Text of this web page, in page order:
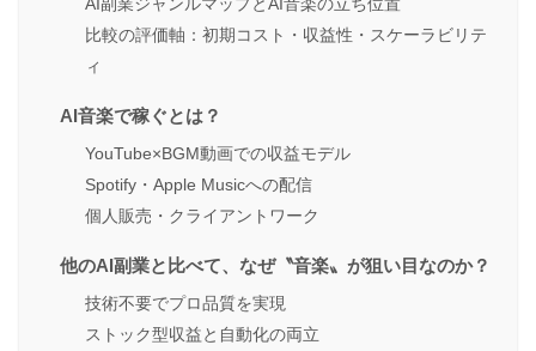
比較の評価軸：初期コスト・収益性・スケーラビリテ
ィ
AI音楽で稼ぐとは？
YouTube×BGM動画での収益モデル
Spotify・Apple Musicへの配信
個人販売・クライアントワーク
他のAI副業と比べて、なぜ〝音楽〟が狙い目なのか？
技術不要でプロ品質を実現
ストック型収益と自動化の両立